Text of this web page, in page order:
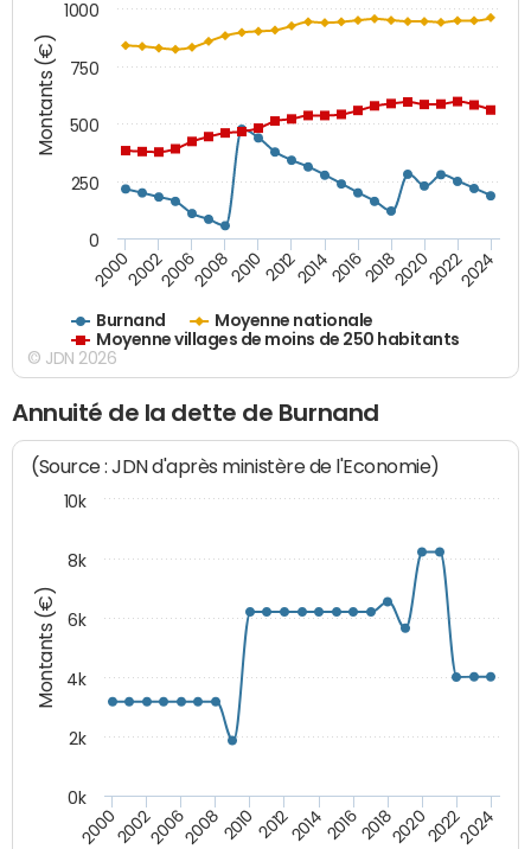
Montants (€)
Burnand
Moyenne nationale
Moyenne villages de moins de 250 habitants
200020022006200820102012201420162018202020222024
0
250
500
750
1000
© JDN 2026
Annuité de la dette de Burnand
Montants (€)
(Source : JDN d'après ministère de l'Economie)
20002002200620082010 2012201420162018202020222024
0k
2k
4k
6k
8k
10k